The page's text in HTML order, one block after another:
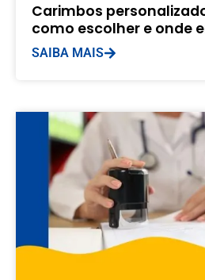
Carimbos
como escolher e onde
SAIBA MAIS